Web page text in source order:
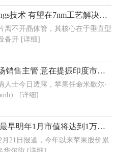
高通研发NanoRings技术 有望在7nm工艺解决电容问题
离不开晶体管，其核心在于垂直型
备开 [详细]
苹果更换印度市场销售主管 意在提振印度市场份额
人士今日透露，苹果任命米歇尔·
）
[详细]
苹果市盈率偏低 最早明年1月市值将达到1万亿美元
月21日报道，今年以来苹果股价累